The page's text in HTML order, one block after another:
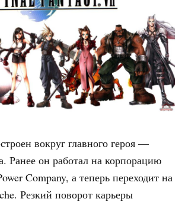
вокруг главного героя —
Ранее он работал на корпорацию
Company, а теперь переходит на
Резкий поворот карьеры